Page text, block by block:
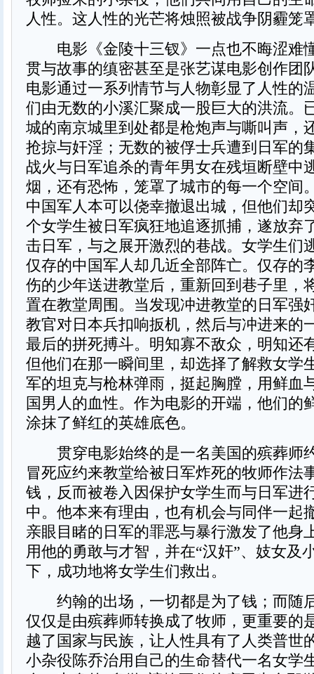
人性。这人性的光芒将烛照被战争阴霾笼
电影《金陵十三钗》一点也不晦涩难
贯与故事的缜密甚至是张艺谋电影创作团
电影通过一系列情节与人物彰显了人性的
们由无数的小溪汇聚成一股巨大的洪流。
城的南京城里到处都是枪炮声与嘶叫声，
抢掠与奸淫；无数的被俘士兵遭到日军的
战火与日军追杀的青年男女在残垣断壁中
烟，还有恐怖，笼罩了城市的每一个空间
中国军人本可以侥幸撤退出城，但他们却
个女学生被日军疯狂地追逐抓捕，遂放弃
击日军，与之展开激烈的巷战。女学生们
仅存的中国军人却几近全部阵亡。仅存的
伤的少年送进教堂后，重新回到巷子里，
置在教堂周围。当发现冲进教堂的日军强
教官对日本兵扣响扳机，然后与冲进来的
最后的拼死搏斗。明知寡不敌众，明知还
但他们在那一瞬间里，却选择了解救女学
军的坦克与枪林弹雨，挺起胸膛，用鲜血
国男人的血性。作为电影的开端，他们的
涂抹了鲜红的英雄底色。
贯穿电影始终的是一名美国的殡葬师
冒死应约来教堂给被日军炸死的牧师作法
钱，反而被卷入因保护女学生而与日军进
中。他本来有理由，也有机会与同伴一起
亲眼目睹的日军的罪恶与暴行激发了他身
用他的勇敢与才智，并在“汉奸”、妓女及
下，成功地将女学生们救出。
约翰的出场，一切都是为了钱；而随
仅仅是由殡葬师转换成了牧师，更重要的
越了国家与民族，让人性具有了人类普世
小杂役陈乔治用自己的生命替代一名女学